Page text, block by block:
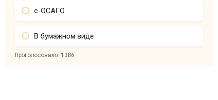
е-ОСАГО
В бумажном виде
Проголосовало: 1386